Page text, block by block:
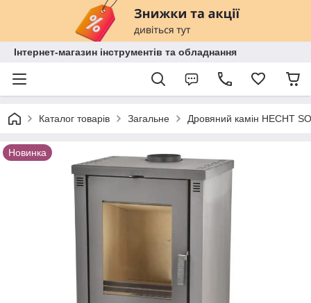
Інтернет-магазин інструментів та обладнання
Каталог товарів Загальне Дровяний камін HECHT
Новинка